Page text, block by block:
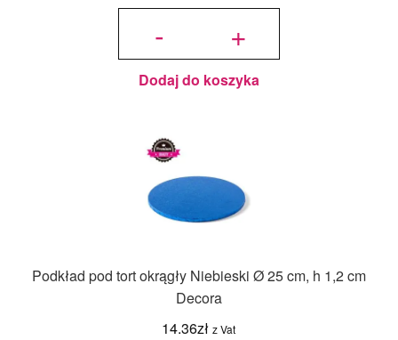
-
ilość Podkład
Ø 25 cm, h 1,2
cm - Decora +
Dodaj do koszyka
Podkład pod tort okrągły Niebieski Ø 25 cm, h 1,2 cm
Decora
14.36zł z Vat